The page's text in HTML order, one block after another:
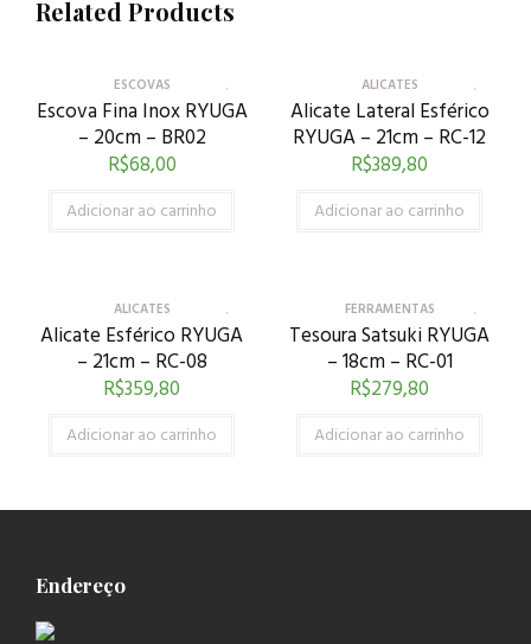
Related Products
ESCOVAS
Escova Fina Inox RYUGA
– 20cm – BR02
R$68,00
Adicionar ao carrinho
ALICATES
Alicate Lateral Esférico
RYUGA – 21cm – RC-12
R$389,80
Adicionar ao carrinho
ALICATES
Alicate Esférico RYUGA
– 21cm – RC-08
R$359,80
Adicionar ao carrinho
FERRAMENTAS
Tesoura Satsuki RYUGA
– 18cm – RC-01
R$279,80
Adicionar ao carrinho
Endereço